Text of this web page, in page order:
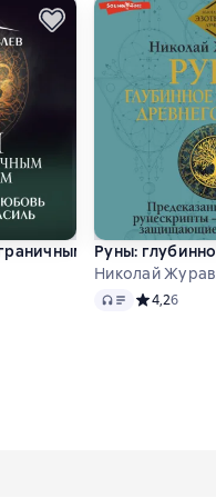
ритуалы,возможностям.
основе 7 оценок
Руны:
Николай
Audio Средний
4,26